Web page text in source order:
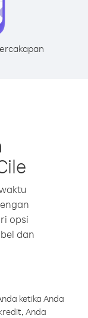
opsi
dan
ketika Anda
Anda